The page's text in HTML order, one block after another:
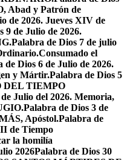
Abad y Patrón de
de 2026. Jueves XIV de
9 de Julio de 2026.
Palabra de Dios 7 de julio
Consumado el
de Dios 6 de Julio de 2026.
y Mártir.Palabra de Dios 5
DEL TIEMPO
Julio del 2026. Memoria,
Palabra de Dios 3 de
Apóstol.Palabra de
de Tiempo
la homilía
2026Palabra de Dios 30